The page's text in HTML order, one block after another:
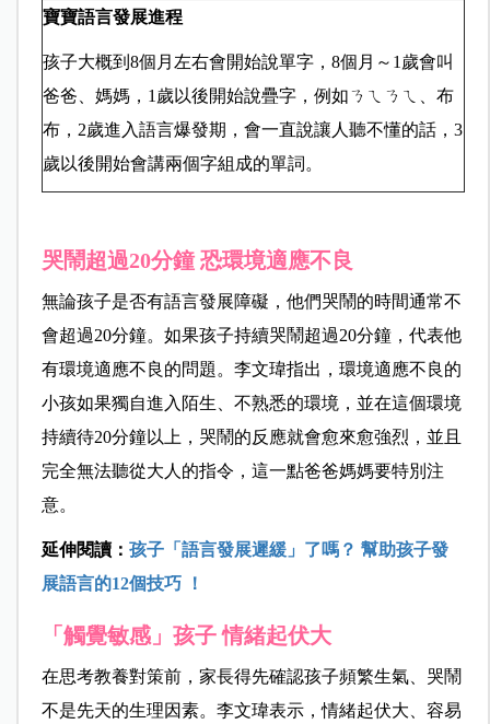
寶寶語言發展進程
孩子大概到8個月左右會開始說單字，8個月～1歲會叫
爸爸、媽媽，1歲以後開始說疊字，例如ㄋㄟㄋㄟ、布
布，2歲進入語言爆發期，會一直說讓人聽不懂的話，3
歲以後開始會講兩個字組成的單詞。
哭鬧超過20分鐘 恐環境適應不良
無論孩子是否有語言發展障礙，他們哭鬧的時間通常不
會超過20分鐘。如果孩子持續哭鬧超過20分鐘，代表他
有環境適應不良的問題。李文瑋指出，環境適應不良的
小孩如果獨自進入陌生、不熟悉的環境，並在這個環境
持續待20分鐘以上，哭鬧的反應就會愈來愈強烈，並且
完全無法聽從大人的指令，這一點爸爸媽媽要特別注
意。
延伸閱讀： 孩子「語言發展遲緩」了嗎？ 幫助孩子發
展語言的12個技巧 ！
「觸覺敏感」孩子 情緒起伏大
在思考教養對策前，家長得先確認孩子頻繁生氣、哭鬧
不是先天的生理因素。李文瑋表示，情緒起伏大、容易